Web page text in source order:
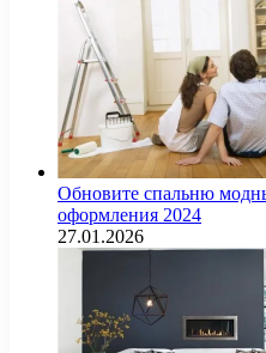
Обновите спальню
оформления 2024
27.01.2026